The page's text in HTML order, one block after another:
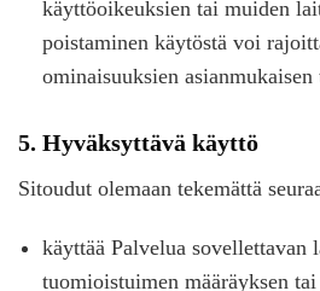
käyttöoikeuksien tai muiden
poistaminen käytöstä voi
ominaisuuksien
5. Hyväksyttävä käyttö
Sitoudut olemaan tekemättä
käyttää Palvelua sovellettavan
tuomioistuimen määräyksen